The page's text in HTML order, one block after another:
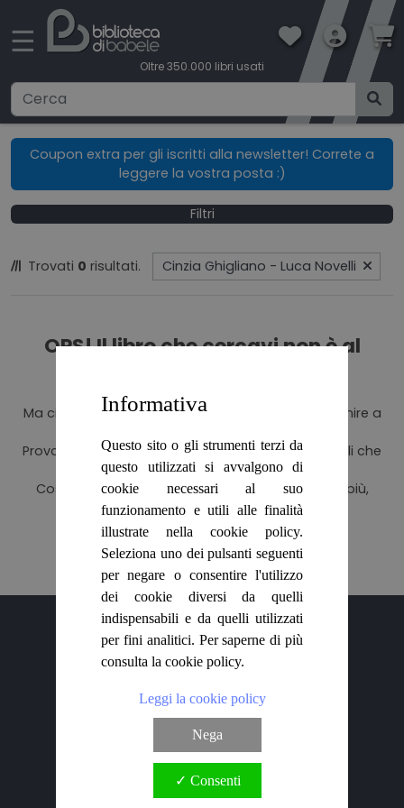
☰
Oltre 350.000 libri usati
Ricerca avanzata
NEWSLETTER
Coupon extra per gli iscritti alla newsletter! Correte a
leggere la vostra posta :)
Filtri
Trovati 0 risultati. Cinzia Ghigliano - Luca Novelli
OPS! Il libro che cercavi non è al
Ma ci sono altri 350.000 titoli che aspettano di venire a
Prova la nostra Ricerca avanzata per trovare quelli che
fanno per te.
Cosa aspetti? Con Biblioteca di Babele leggi di più,
spendendo pochissimo!
Vai alla ricerca avanzata
Chi siamo
Spedizioni
Contatti
Newsletter
Informativa
Questo sito o gli strumenti terzi da
questo utilizzati si avvalgono di
cookie necessari al suo
funzionamento e utili alle finalità
illustrate nella cookie policy.
Seleziona uno dei pulsanti seguenti
per negare o consentire l'utilizzo
dei cookie diversi da quelli
indispensabili e da quelli utilizzati
per fini analitici. Per saperne di più
consulta la cookie policy.
Leggi la cookie policy
Nega
✓ Consenti